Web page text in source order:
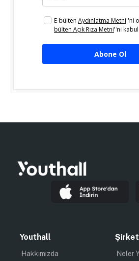
E-bülten Aydınlatma Metni''ni
bülten Açık Rıza Metni''ni
Abone Ol
Youthall
Hakkımızda
Neler